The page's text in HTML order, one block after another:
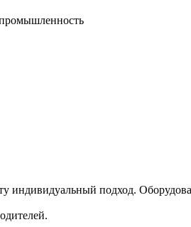
индивидуальный подход.